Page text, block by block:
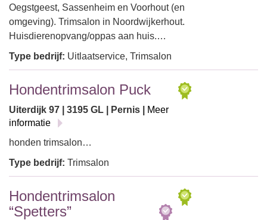
Oegstgeest, Sassenheim en Voorhout (en
omgeving). Trimsalon in Noordwijkerhout.
Huisdierenopvang/oppas aan huis.…
Type bedrijf: Uitlaatservice, Trimsalon
Hondentrimsalon Puck
Uiterdijk 97 | 3195 GL | Pernis |
Meer
informatie
honden trimsalon…
Type bedrijf: Trimsalon
Hondentrimsalon
“Spetters”